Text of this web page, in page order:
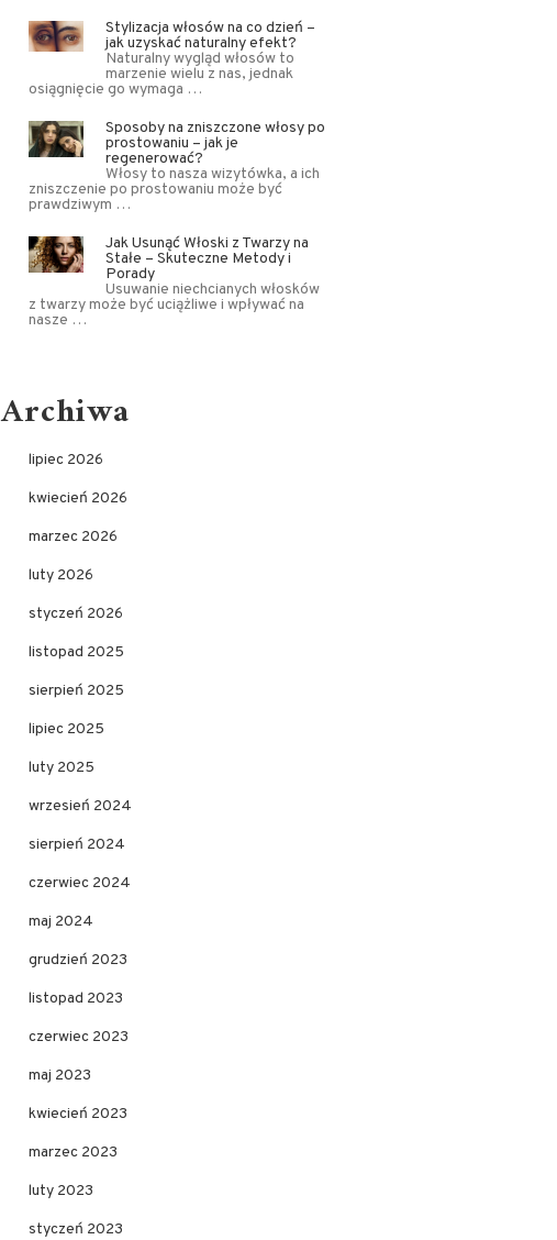
Stylizacja włosów na co dzień –
jak uzyskać naturalny efekt?
Naturalny wygląd włosów to
marzenie wielu z nas, jednak
osiągnięcie go wymaga …
Sposoby na zniszczone włosy po
prostowaniu – jak je
regenerować?
Włosy to nasza wizytówka, a ich
zniszczenie po prostowaniu może być
prawdziwym …
Jak Usunąć Włoski z Twarzy na
Stałe – Skuteczne Metody i
Porady
Usuwanie niechcianych włosków
z twarzy może być uciążliwe i wpływać na
nasze …
Archiwa
lipiec 2026
kwiecień 2026
marzec 2026
luty 2026
styczeń 2026
listopad 2025
sierpień 2025
lipiec 2025
luty 2025
wrzesień 2024
sierpień 2024
czerwiec 2024
maj 2024
grudzień 2023
listopad 2023
czerwiec 2023
maj 2023
kwiecień 2023
marzec 2023
luty 2023
styczeń 2023